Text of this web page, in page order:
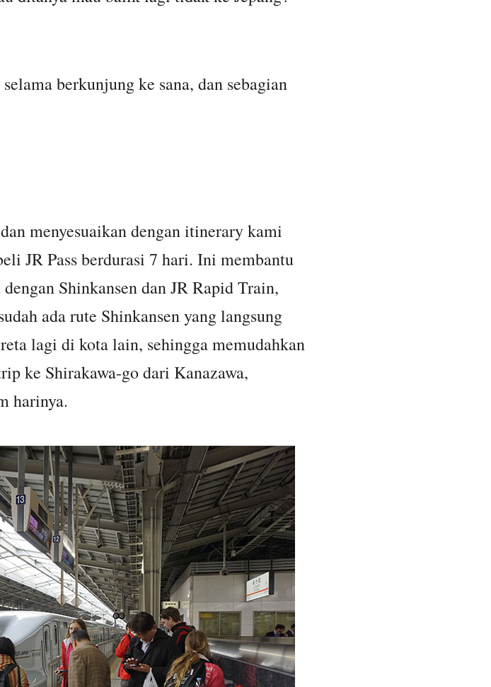
berkunjung ke sana, dan sebagian
menyesuaikan dengan itinerary kami
JR Pass berdurasi 7 hari. Ini membantu
Shinkansen dan JR Rapid Train,
ada rute Shinkansen yang langsung
lagi di kota lain, sehingga memudahkan
ke Shirakawa-go dari Kanazawa,
harinya.